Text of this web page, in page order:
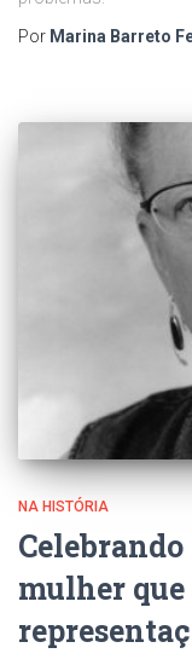
Por Marina Barreto
NA HISTÓRIA
mulher